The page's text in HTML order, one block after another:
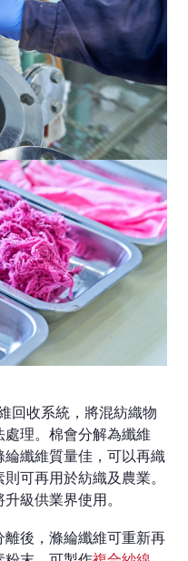
回收系統，將混紡織物
理。棉會分解為纖維
纖維質量佳，可以再織
可再用於紡織及農業。
級供業界使用。
後，滌綸纖維可重新再